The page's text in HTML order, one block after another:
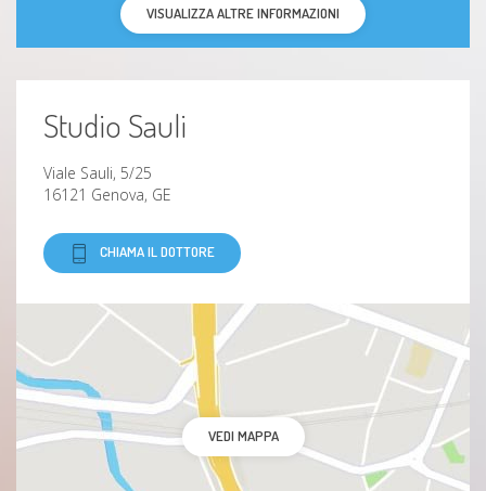
VISUALIZZA ALTRE INFORMAZIONI
Studio Sauli
Viale Sauli, 5/25
16121 Genova, GE
CHIAMA IL DOTTORE
VEDI MAPPA